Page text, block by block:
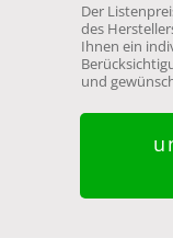
Der
des
Ihnen ein
und